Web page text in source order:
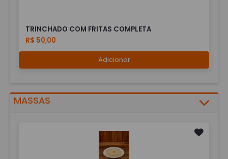
TRINCHADO COM FRITAS COMPLETA
R$ 50,00
Adicionar
MASSAS